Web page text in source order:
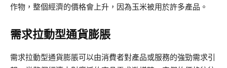
作物，整個經濟的價格會上升，因為玉米被用於許多產品。
需求拉動型通貨膨脹
需求拉動型通貨膨脹可以由消費者對產品或服務的強勁需求引